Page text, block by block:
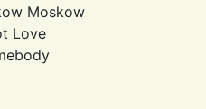
Moskow
Love